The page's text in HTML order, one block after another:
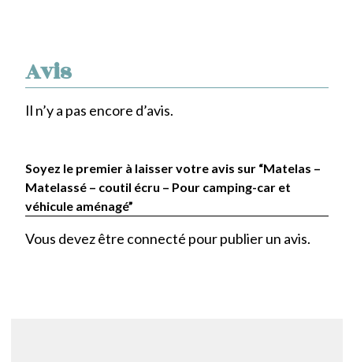
Avis
Il n’y a pas encore d’avis.
Soyez le premier à laisser votre avis sur “Matelas –
Matelassé – coutil écru – Pour camping-car et
véhicule aménagé”
Vous devez être connecté pour publier un avis.